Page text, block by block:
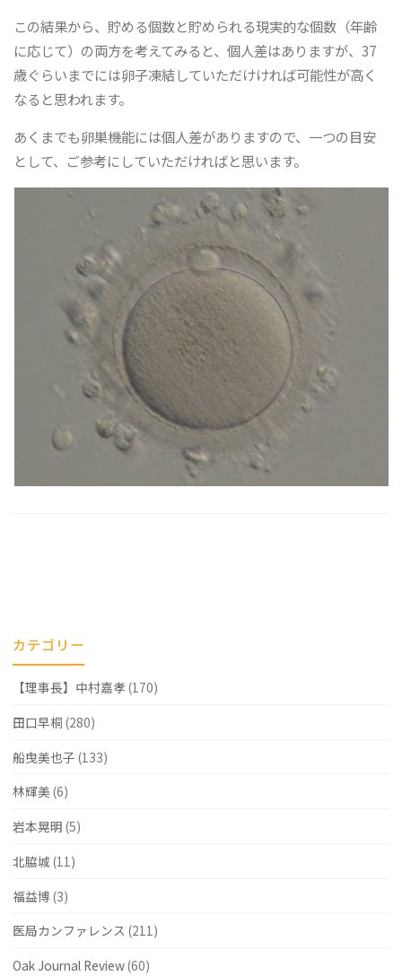
この結果から、貯める個数と貯められる現実的な個数（年齢
に応じて）の両方を考えてみると、個人差はありますが、37
歳ぐらいまでには卵子凍結していただけければ可能性が高く
なると思われます。
あくまでも卵巣機能には個人差がありますので、一つの目安
として、ご参考にしていただければと思います。
カテゴリー
【理事長】中村嘉孝(170)
田口早桐 (280)
船曳美也子 (133)
林輝美 (6)
岩本晃明 (5)
北脇城 (11)
福益博 (3)
医局カンファレンス (211)
Oak Journal Review(60)